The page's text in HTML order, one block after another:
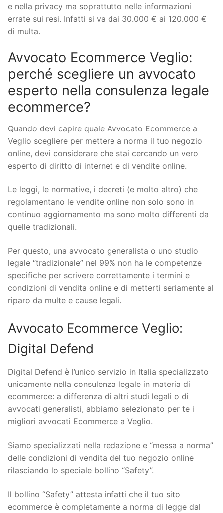
e nella privacy ma soprattutto nelle informazioni
errate sui resi. Infatti si va dai 30.000 € ai 120.000 €
di multa.
Avvocato Ecommerce Veglio:
perché scegliere un avvocato
esperto nella consulenza legale
ecommerce?
Quando devi capire quale Avvocato Ecommerce a
Veglio scegliere per mettere a norma il tuo negozio
online, devi considerare che stai cercando un vero
esperto di diritto di internet e di vendite online.
Le leggi, le normative, i decreti (e molto altro) che
regolamentano le vendite online non solo sono in
continuo aggiornamento ma sono molto differenti da
quelle tradizionali.
Per questo, una avvocato generalista o uno studio
legale “tradizionale” nel 99% non ha le competenze
specifiche per scrivere correttamente i termini e
condizioni di vendita online e di metterti seriamente al
riparo da multe e cause legali.
Avvocato Ecommerce Veglio:
Digital Defend
Digital Defend è l’unico servizio in Italia specializzato
unicamente nella consulenza legale in materia di
ecommerce: a differenza di altri studi legali o di
avvocati generalisti, abbiamo selezionato per te i
migliori avvocati Ecommerce a Veglio.
Siamo specializzati nella redazione e “messa a norma”
delle condizioni di vendita del tuo negozio online
rilasciando lo speciale bollino “Safety”.
Il bollino “Safety” attesta infatti che il tuo sito
ecommerce è completamente a norma di legge dal